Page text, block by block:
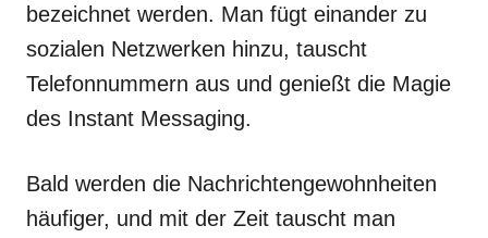
bezeichnet werden. Man fügt einander zu
sozialen Netzwerken hinzu, tauscht
Telefonnummern aus und genießt die Magie
des Instant Messaging.
Bald werden die Nachrichtengewohnheiten
häufiger, und mit der Zeit tauscht man